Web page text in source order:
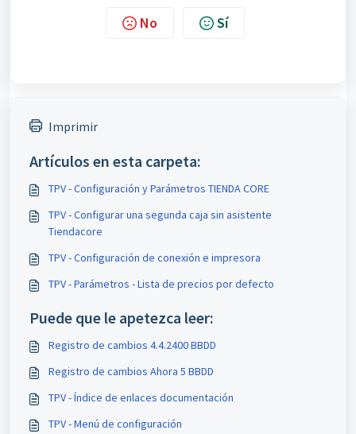
No Sí
Imprimir
Artículos en esta carpeta:
TPV - Configuración y Parámetros TIENDA CORE
TPV - Configurar una segunda caja sin asistente
Tiendacore
TPV - Configuración de conexión e impresora
TPV - Parámetros - Lista de precios por defecto
Puede que le apetezca leer:
Registro de cambios 4.4.2400 BBDD
Registro de cambios Ahora 5 BBDD
TPV - Índice de enlaces documentación
TPV - Menú de configuración